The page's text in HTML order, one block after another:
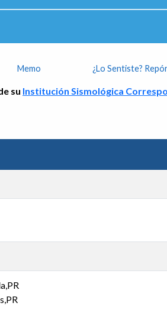
Memo ¿Lo Sentiste?
su Institución Sismológica